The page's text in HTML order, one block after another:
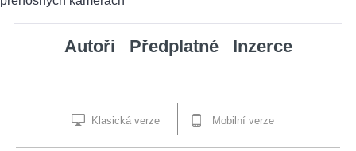
Autoři Předplatné Inzerce
Klasická verze Mobilní verze